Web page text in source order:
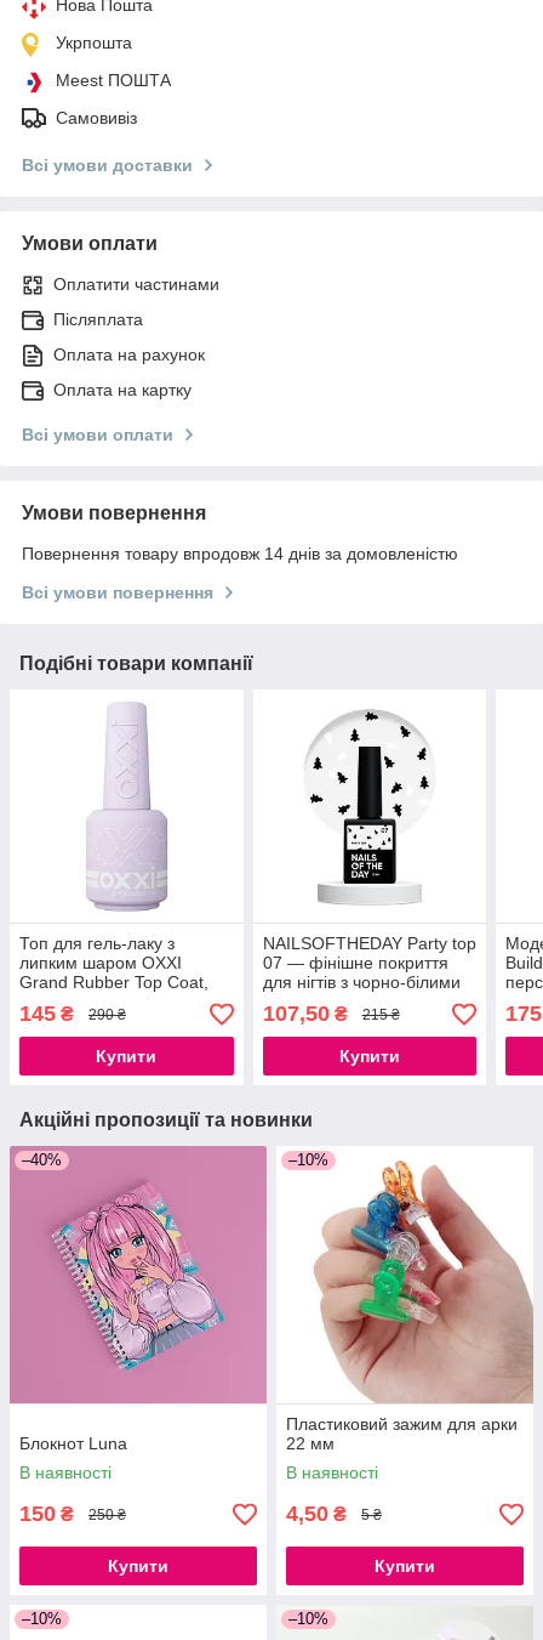
Нова Пошта
Укрпошта
Meest ПОШТА
Самовивіз
Всі умови доставки
Умови оплати
Оплатити частинами
Післяплата
Оплата на рахунок
Оплата на картку
Всі умови оплати
Умови повернення
Повернення товару впродовж 14 днів за домовленістю
Всі умови повернення
Подібні товари компанії
Топ для гель-лаку з
липким шаром OXXI
Grand Rubber Top Coat,
15мл
145 ₴ 290 ₴
Купити
NAILSOFTHEDAY Party top
07 — фінішне покриття
для нігтів з чорно-білими
ялинками в одному
флаконі, без липкого
шару, 10 мл
107,50₴ 215 ₴
Купити
175
Акційні пропозиції та новинки
–40%
Блокнот Luna
В наявності
150 ₴ 250 ₴
Купити
–10%
Пластиковий зажим для арки
22 мм
В наявності
4,50 ₴ 5 ₴
Купити
–10% –10%